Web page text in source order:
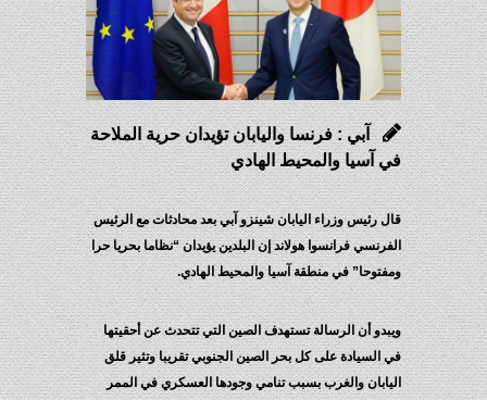
آبي : فرنسا واليابان تؤيدان حرية الملاحة
في آسيا والمحيط الهادي
قال رئيس وزراء اليابان شينزو آبي بعد محادثات مع الرئيس
الفرنسي فرانسوا هولاند إن البلدين يؤيدان “نظاما بحريا حرا
ومفتوحا” في منطقة آسيا والمحيط الهادي.
ويبدو أن الرسالة تستهدف الصين التي تتحدث عن أحقيتها
في السيادة على كل بحر الصين الجنوبي تقريبا وتثير قلق
اليابان والغرب بسبب تنامي وجودها العسكري في الممر